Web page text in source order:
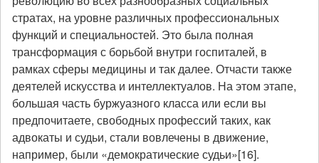
стратах, на уровне различных профессиональных
функций и специальностей. Это была полная
трансформация с борьбой внутри госпиталей, в
рамках сферы медицины и так далее. Отчасти также
деятелей искусства и интеллектуалов. На этом этапе,
большая часть буржуазного класса или если вы
предпочитаете, свободных профессий таких, как
адвокаты и судьи, стали вовлечены в движение,
например, были «демократические судьи»[16].